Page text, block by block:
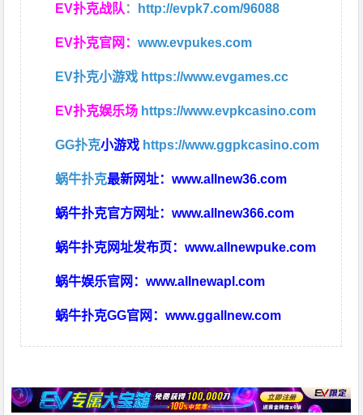
EV扑克战队 ： http://evpk7.com/96088
EV扑克官网：www.evpukes.com
EV扑克小游戏 https://www.evgames.cc
EV扑克娱乐场 https://www.evpkcasino.com
GG扑克小游戏 https://www.ggpkcasino.com
蜗牛扑克最新网址：www.allnew36.com
蜗牛扑克官方网址：www.allnew366.com
蜗牛扑克网址发布页：www.allnewpuke.com
蜗牛娱乐官网：www.allnewapl.com
蜗牛扑克GG官网：www.ggallnew.com